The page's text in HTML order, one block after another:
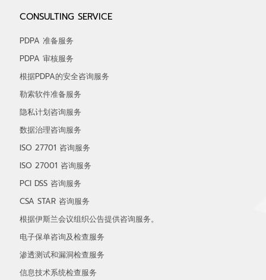
CONSULTING SERVICE
PDPA 准备服务
PDPA 审核服务
根据PDPA的安全咨询服务
勒索软件准备服务
隐私计划咨询服务
数据治理咨询服务
ISO 27701 咨询服务
ISO 27001 咨询服务
PCI DSS 咨询服务
CSA STAR 咨询服务
根据伊斯兰会议组织公告提供咨询服务。
电子保单咨询及检查服务
渗透测试和漏洞检查服务
信息技术系统检查服务